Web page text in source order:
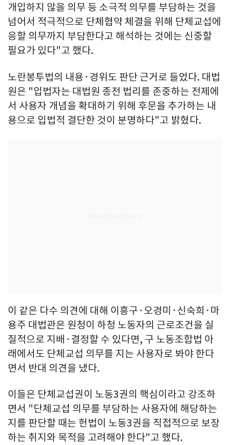
개입하지 않을 의무 등 소극적 의무를 부담하는 것을
넘어서 적극적으로 단체협약 체결을 위해 단체교섭에
응할 의무까지 부담한다고 해석하는 것에는 신중할
필요가 있다"고 했다.
노란봉투법의 내용·경위도 판단 근거로 들었다. 대법
원은 "입법자는 대법원 종전 법리를 존중하는 전제에
서 사용자 개념을 확대하기 위해 후문을 추가하는 내
용으로 입법적 결단한 것이 분명하다"고 밝혔다.
이 같은 다수 의견에 대해 이흥구·오경미·신숙희·마
용주 대법관은 원청이 하청 노동자의 근로조건을 실
질적으로 지배·결정할 수 있다면, 구 노동조합법 아
래에서도 단체교섭 의무를 지는 사용자로 봐야 한다
면서 반대 의견을 냈다.
이들은 단체교섭권이 노동3권의 핵심이라고 강조하
면서 "단체교섭 의무를 부담하는 사용자에 해당하는
지를 판단할 때는 헌법이 노동3권을 직접적으로 보장
하는 취지와 목적을 고려해야 한다"고 했다.